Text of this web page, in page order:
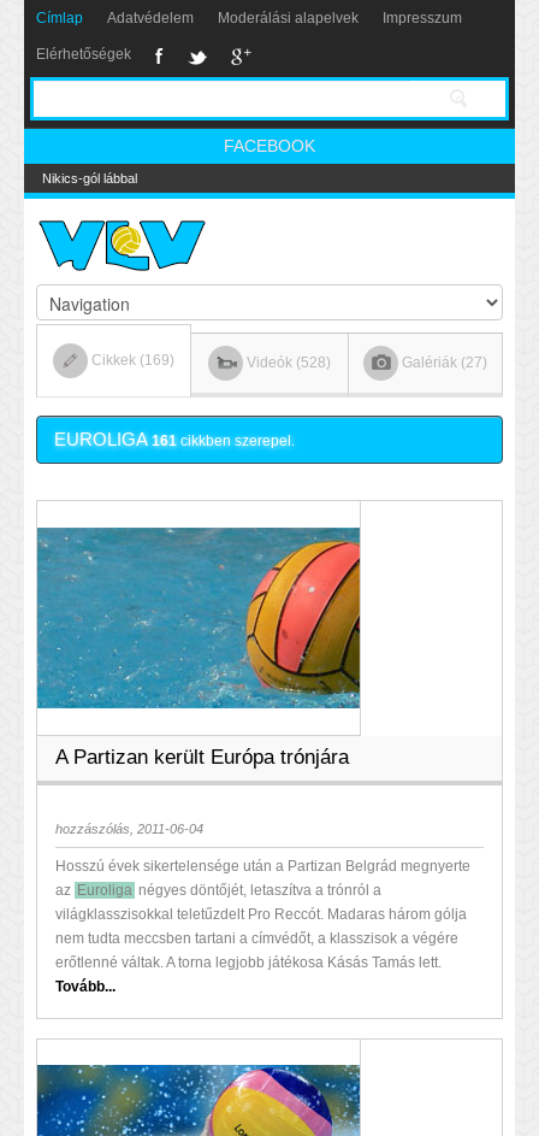
Címlap Adatvédelem Moderálási alapelvek Impresszum
Elérhetőségek
FACEBOOK
Nikics-gól lábbal
Cikkek (169) Videók (528) Galériák (27)
EUROLIGA 161cikkben szerepel.
A Partizan került Európa trónjára
hozzászólás, 2011-06-04
Hosszú évek sikertelensége után a Partizan Belgrád megnyerte
az Euroliga négyes döntőjét, letaszítva a trónról a
világklasszisokkal teletűzdelt Pro Reccót. Madaras három gólja
nem tudta meccsben tartani a címvédőt, a klasszisok a végére
erőtlenné váltak. A torna legjobb játékosa Kásás Tamás lett.
Tovább...